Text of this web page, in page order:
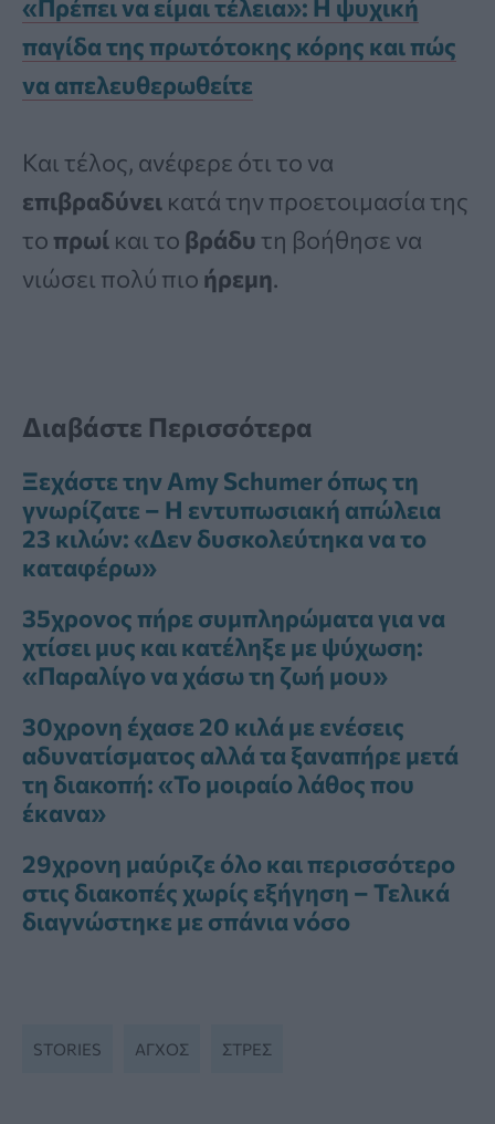
«Πρέπει να είμαι τέλεια»: Η ψυχική
παγίδα της πρωτότοκης κόρης και πώς
να απελευθερωθείτε
Και τέλος, ανέφερε ότι το να
επιβραδύνει κατά την προετοιμασία της
το πρωί και το βράδυ τη βοήθησε να
νιώσει πολύ πιο ήρεμη.
Διαβάστε Περισσότερα
Ξεχάστε την Amy Schumer όπως τη
γνωρίζατε – Η εντυπωσιακή απώλεια
23 κιλών: «Δεν δυσκολεύτηκα να το
καταφέρω»
35χρονος πήρε συμπληρώματα για να
χτίσει μυς και κατέληξε με ψύχωση:
«Παραλίγο να χάσω τη ζωή μου»
30χρονη έχασε 20 κιλά με ενέσεις
αδυνατίσματος αλλά τα ξαναπήρε μετά
τη διακοπή: «Το μοιραίο λάθος που
έκανα»
29χρονη μαύριζε όλο και περισσότερο
στις διακοπές χωρίς εξήγηση – Τελικά
διαγνώστηκε με σπάνια νόσο
STORIES ΆΓΧΟΣ ΣΤΡΕΣ